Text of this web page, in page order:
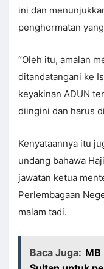
ini dan
penghormatan
“Oleh itu, amalan
ditandatangani ke
keyakinan ADUN
diingini dan harus
Kenyataannya itu
undang bahawa
jawatan ketua
Perlembagaan
malam tadi.
Baca Juga: MB